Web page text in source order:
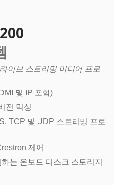
이브 스트리밍 미디어 프로
및 IP 포함)
전 믹싱
TCP 및 UDP 스트리밍 프로
제어
는 온보드 디스크 스토리지